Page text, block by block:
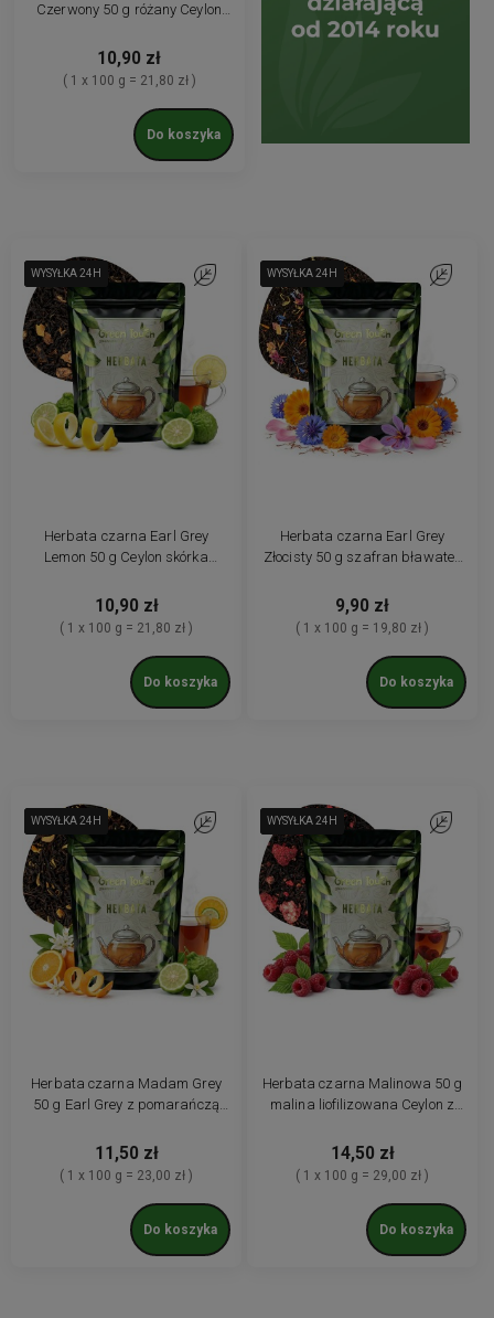
Czerwony 50 g różany Ceylon
10,90 zł
( 1 x 100 g = 21,80 zł )
Do koszyka
WYSYŁKA 24H
WYSYŁKA 24H
WYSYŁKA 24H
WYSYŁKA 24H
Herbata czarna Earl Grey
Lemon 50 g Ceylon skórka
10,90 zł
( 1 x 100 g = 21,80 zł )
Do koszyka
Do ulubionychWYSYŁKA 24H
WYSYŁKA 24H
WYSYŁKA 24H
Herbata czarna Earl Grey
Złocisty 50 g szafran bławatek
9,90 zł
( 1 x 100 g = 19,80 zł )
Do koszyka
Do
WYSYŁKA 24H
WYSYŁKA 24H
WYSYŁKA 24H
WYSYŁKA 24H
Herbata czarna Madam Grey
50 g Earl Grey z pomarańczą
11,50 zł
( 1 x 100 g = 23,00 zł )
Do koszyka
Do ulubionychWYSYŁKA 24H
WYSYŁKA 24H
WYSYŁKA 24H
WYSYŁKA 24H
Herbata czarna Malinowa 50 g
malina liofilizowana Ceylon z
14,50 zł
( 1 x 100 g = 29,00 zł )
Do koszyka
Do